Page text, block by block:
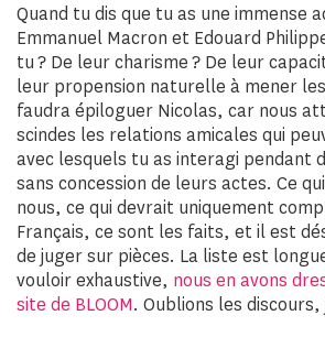
Quand tu dis que tu as une immense
Emmanuel Macron et Edouard
tu ? De leur charisme ? De leur
leur propension naturelle à mener
faudra épiloguer Nicolas, car nous
scindes les relations amicales qui
avec lesquels tu as interagi pendant
sans concession de leurs actes. Ce
nous, ce qui devrait uniquement
Français, ce sont les faits, et il est
de juger sur pièces. La liste est
vouloir exhaustive, nous en avons
site de BLOOM. Oublions les